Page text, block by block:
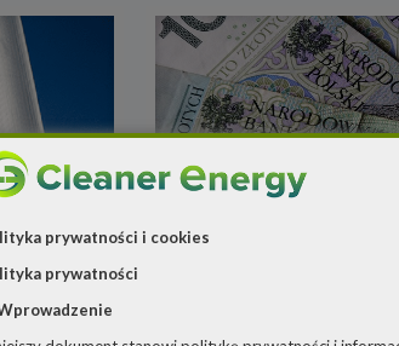
Redakcja o 23
prywatności i cookies
prywatności